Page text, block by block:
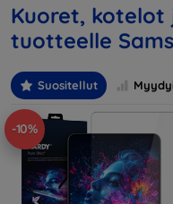
Kuoret,
tuotteelle
Suositellut
-10%